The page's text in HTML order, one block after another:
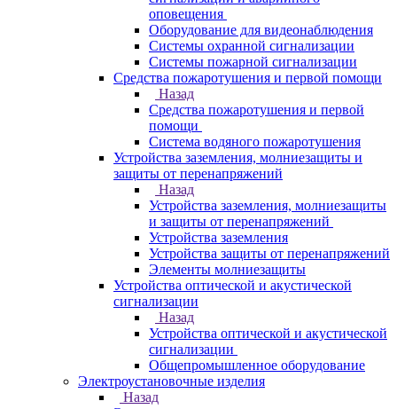
оповещения
Оборудование для видеонаблюдения
Системы охранной сигнализации
Системы пожарной сигнализации
Средства пожаротушения и первой помощи
Назад
Средства пожаротушения и первой
помощи
Система водяного пожаротушения
Устройства заземления, молниезащиты и
защиты от перенапряжений
Назад
Устройства заземления, молниезащиты
и защиты от перенапряжений
Устройства заземления
Устройства защиты от перенапряжений
Элементы молниезащиты
Устройства оптической и акустической
сигнализации
Назад
Устройства оптической и акустической
сигнализации
Общепромышленное оборудование
Электроустановочные изделия
Назад